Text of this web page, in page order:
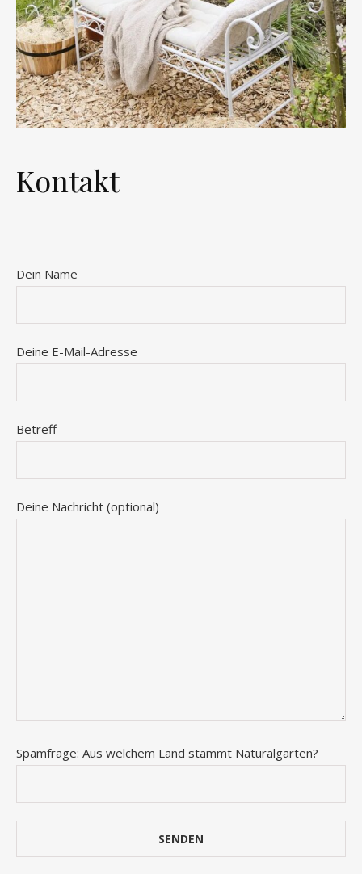
Kontakt
Dein Name
Deine E-Mail-Adresse
Betreff
Deine Nachricht (optional)
Spamfrage: Aus welchem Land stammt Naturalgarten?